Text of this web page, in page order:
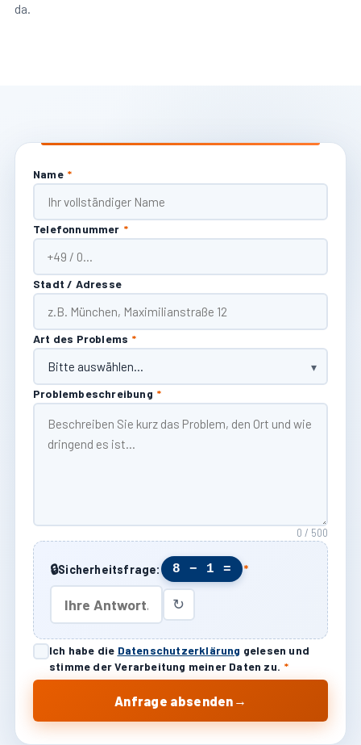
da.
Name *
Telefonnummer *
Stadt / Adresse
Art des Problems *
Problembeschreibung *
0 / 500
🔒Sicherheitsfrage: 8 − 1 = *
↻
Ich habe die Datenschutzerklärung gelesen und
stimme der Verarbeitung meiner Daten zu. *
Anfrage absenden →